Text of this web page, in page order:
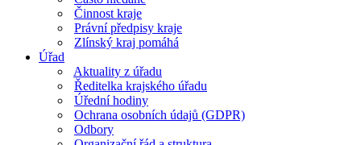
Činnost kraje
Právní předpisy kraje
Zlínský kraj pomáhá
Úřad
Aktuality z úřadu
Ředitelka krajského úřadu
Úřední hodiny
Ochrana osobních údajů (GDPR)
Odbory